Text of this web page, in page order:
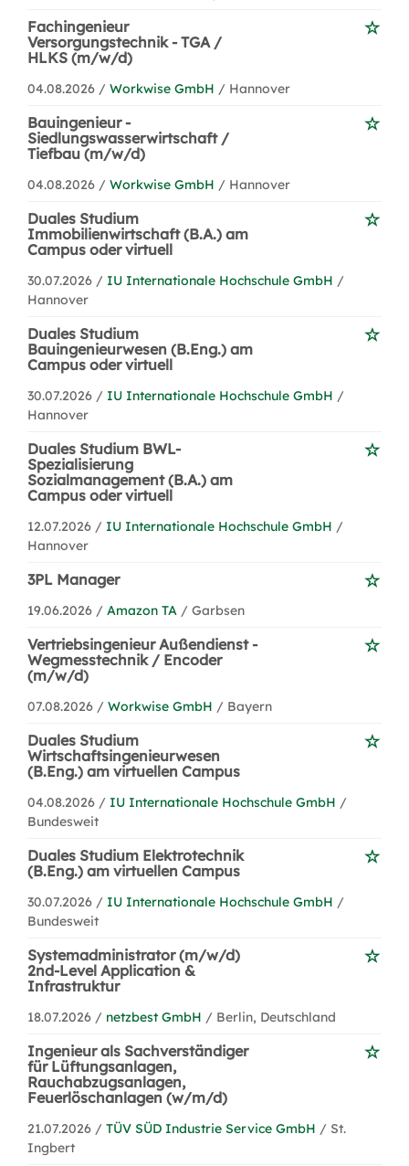
Fachingenieur
Versorgungstechnik - TGA /
HLKS (m/w/d)
04.08.2026 / Workwise GmbH / Hannover
Bauingenieur -
Siedlungswasserwirtschaft /
Tiefbau (m/w/d)
04.08.2026 / Workwise GmbH / Hannover
Duales Studium
Immobilienwirtschaft (B.A.) am
Campus oder virtuell
30.07.2026 / IU Internationale Hochschule GmbH /
Hannover
Duales Studium
Bauingenieurwesen (B.Eng.) am
Campus oder virtuell
30.07.2026 / IU Internationale Hochschule GmbH /
Hannover
Duales Studium BWL-
Spezialisierung
Sozialmanagement (B.A.) am
Campus oder virtuell
12.07.2026 / IU Internationale Hochschule GmbH /
Hannover
3PL Manager
19.06.2026 / Amazon TA / Garbsen
Vertriebsingenieur Außendienst -
Wegmesstechnik / Encoder
(m/w/d)
07.08.2026 / Workwise GmbH / Bayern
Duales Studium
Wirtschaftsingenieurwesen
(B.Eng.) am virtuellen Campus
04.08.2026 / IU Internationale Hochschule GmbH /
Bundesweit
Duales Studium Elektrotechnik
(B.Eng.) am virtuellen Campus
30.07.2026 / IU Internationale Hochschule GmbH /
Bundesweit
Systemadministrator (m/w/d)
2nd-Level Application &
Infrastruktur
18.07.2026 / netzbest GmbH / Berlin, Deutschland
Ingenieur als Sachverständiger
für Lüftungsanlagen,
Rauchabzugsanlagen,
Feuerlöschanlagen (w/m/d)
21.07.2026 / TÜV SÜD Industrie Service GmbH / St.
Ingbert